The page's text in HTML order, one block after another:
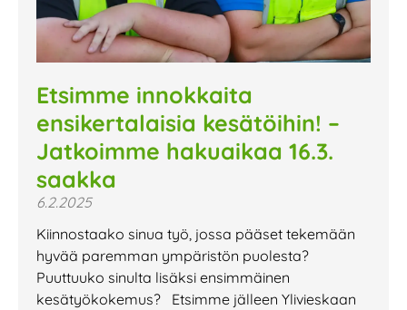
Etsimme innokkaita
ensikertalaisia kesätöihin! –
Jatkoimme hakuaikaa 16.3.
saakka
6.2.2025
Kiinnostaako sinua työ, jossa pääset tekemään
hyvää paremman ympäristön puolesta?
Puuttuuko sinulta lisäksi ensimmäinen
kesätyökokemus? Etsimme jälleen Ylivieskaan